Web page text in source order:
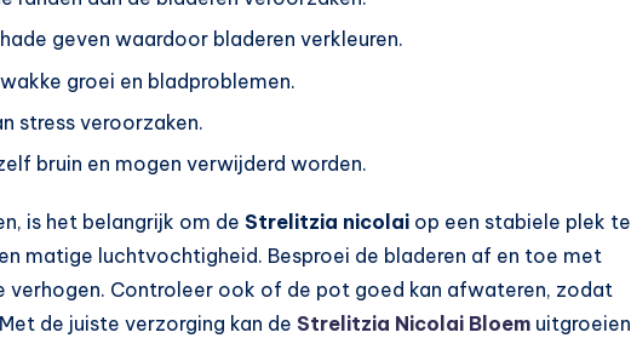
geven waardoor bladeren verkleuren.
groei en bladproblemen.
stress veroorzaken.
bruin en mogen verwijderd worden.
is het belangrijk om de Strelitzia nicolai op een stabiele plek te
matige luchtvochtigheid. Besproei de bladeren af en toe met
Controleer ook of de pot goed kan afwateren, zodat
de juiste verzorging kan de Strelitzia Nicolai Bloem uitgroeien